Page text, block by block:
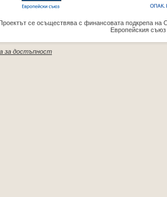
се осъществява с финансовата подкрепа на
Европейския
за достъпност